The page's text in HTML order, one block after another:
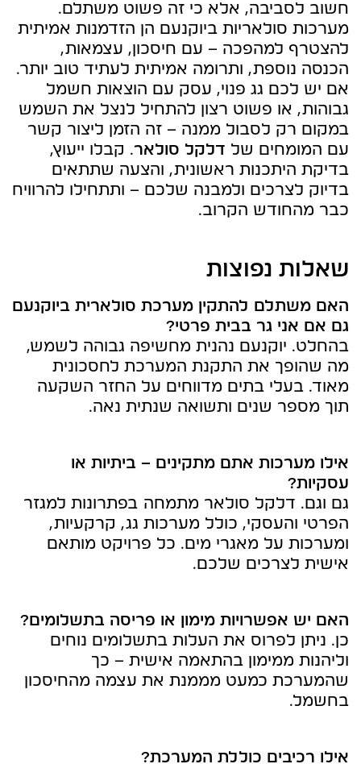
חשוב לסביבה, אלא כי זה פשוט משתלם.
מערכות סולאריות ביוקנעם הן הזדמנות אמיתית
להצטרף למהפכה – עם חיסכון, עצמאות,
הכנסה נוספת, ותרומה אמיתית לעתיד טוב יותר.
אם יש לכם גג פנוי, עסק עם הוצאות חשמל
גבוהות, או פשוט רצון להתחיל לנצל את השמש
במקום רק לסבול ממנה – זה הזמן ליצור קשר
עם המומחים של דלקל סולאר. קבלו ייעוץ,
בדיקת היתכנות ראשונית, והצעה שתתאים
בדיוק לצרכים ולמבנה שלכם – ותתחילו להרוויח
כבר מהחודש הקרוב.
שאלות נפוצות
האם משתלם להתקין מערכת סולארית ביוקנעם
גם אם אני גר בבית פרטי?
בהחלט. יוקנעם נהנית מחשיפה גבוהה לשמש,
מה שהופך את התקנת המערכת לחסכונית
מאוד. בעלי בתים מדווחים על החזר השקעה
תוך מספר שנים ותשואה שנתית נאה.
אילו מערכות אתם מתקינים – ביתיות או
עסקיות?
גם וגם. דלקל סולאר מתמחה בפתרונות למגזר
הפרטי והעסקי, כולל מערכות גג, קרקעיות,
ומערכות על מאגרי מים. כל פרויקט מותאם
אישית לצרכים שלכם.
האם יש אפשרויות מימון או פריסה בתשלומים?
כן. ניתן לפרוס את העלות בתשלומים נוחים
וליהנות ממימון בהתאמה אישית – כך
שהמערכת כמעט מממנת את עצמה מהחיסכון
בחשמל.
אילו רכיבים כוללת המערכת?